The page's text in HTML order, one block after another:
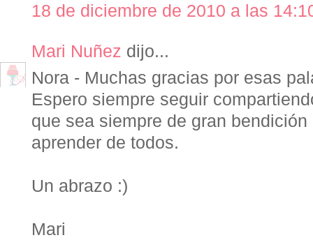
18 de diciembre de 2010 a las
Mari Nuñez dijo...
Nora - Muchas gracias por esas
Espero siempre seguir
que sea siempre de gran
aprender de todos.
Un abrazo :)
Mari